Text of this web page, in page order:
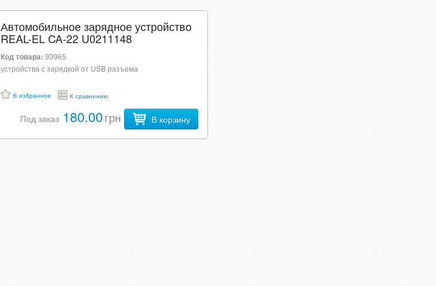
Автомобильное зарядное устройство
REAL-EL CA-22 U0211148
Код товара: 93965
устройства с зарядкой от USB разъема
В избранное К сравнению
Под заказ180.00грн В корзину